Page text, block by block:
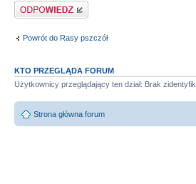
Odpowiedz
Powrót do Rasy pszczół
KTO PRZEGLĄDA FORUM
Użytkownicy przeglądający ten dział: Brak
Strona główna forum